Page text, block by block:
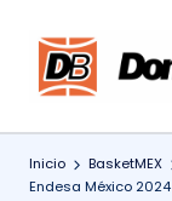
Saltar
Inicio BasketMEX
Endesa México 2024